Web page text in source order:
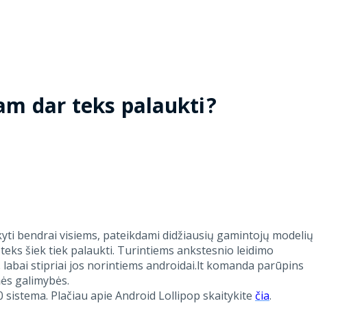
dar teks palaukti?
bendrai visiems, pateikdami didžiausių gamintojų modelių
šiek tiek palaukti. Turintiems ankstesnio leidimo
stipriai jos norintiems androidai.lt komanda parūpins
galimybės.
Plačiau apie Android Lollipop skaitykite čia.